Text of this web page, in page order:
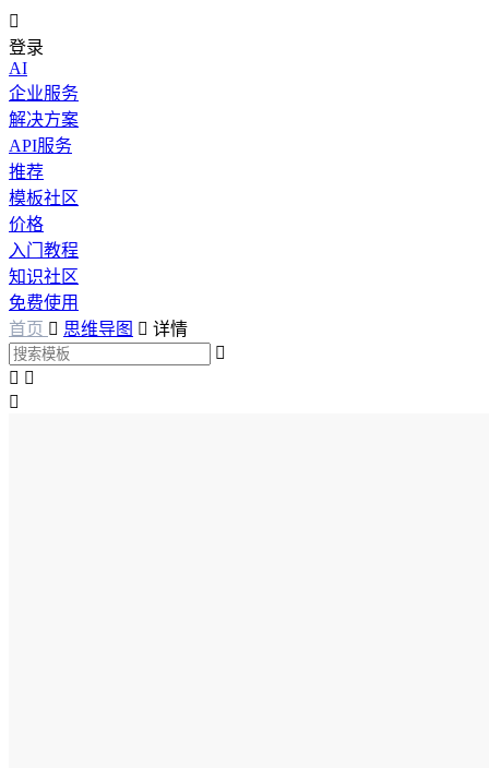

登录
AI
企业服务
解决方案
API服务
推荐
模板社区
价格
入门教程
知识社区
免费使用
首页  思维导图  详情

 
